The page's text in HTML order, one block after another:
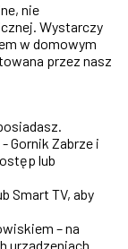
nie
Wystarczy
w domowym
przez nasz
Gornik Zabrze i
lub
Smart TV, aby
– na
urządzeniach